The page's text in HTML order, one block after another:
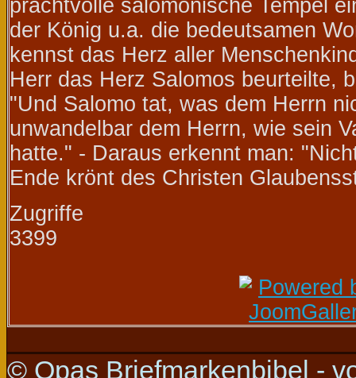
prachtvolle salomonische Tempel
der König u.a. die bedeutsamen
kennst das Herz aller
Herr das Herz Salomos beurteilte,
"Und Salomo tat, was dem Herrn
unwandelbar dem Herrn, wie sein
hatte." - Daraus erkennt man:
Ende krönt des Christen
Zugriffe
3399
© Opas Briefmarkenbibel -